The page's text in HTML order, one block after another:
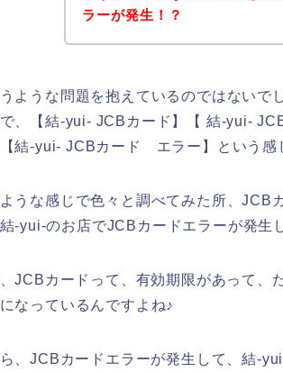
ラーが発生！？
ような問題を抱えているのではないで
、【結-yui- JCBカード】【 結-yui-
結-yui- JCBカード エラー】という感
うな感じで色々と調べてみた所、JCB
-yui-のお店でJCBカードエラーが発生
JCBカードって、有効期限があって、
なっているんですよね♪
、JCBカードエラーが発生して、結-